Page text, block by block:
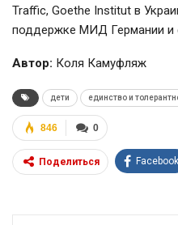
Traffic, Goethe Institut в
поддержке МИД Германии и
Автор: Коля Камуфляж
дети единство и
0
846
Поделиться Facebook